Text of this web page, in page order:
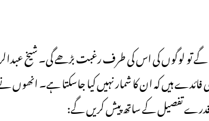
فائدے ہیں کہ ان کا شمار نہیں کیا جاسکتا ہے۔
تفصیل کے ساتھ پیش کریں گے: